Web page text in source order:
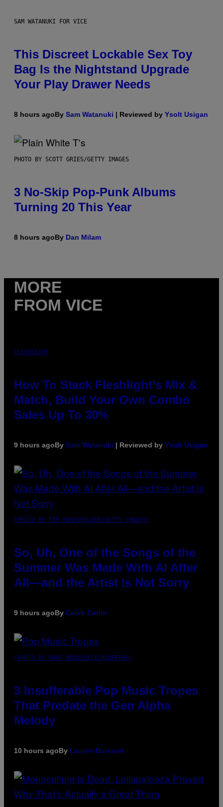
SAM WATANUKI FOR VICE
This Discreet Lockable Sex Toy
Bag Is the Nightstand Upgrade
Your Play Drawer Needs
8 hours agoBy Sam Watanuki | Reviewed by Ysolt Usigan
PHOTO BY SCOTT GRIES/GETTY IMAGES
3 No-Skip Pop-Punk Albums
Turning 20 This Year
8 hours agoBy Dan Milam
MORE
FROM VICE
FLESHLIGHT
How To Stack Fleshlight’s Mix &
Match, Build Your Own Combo
Sales Up To 30%
9 hours agoBy Sam Watanuki | Reviewed by Ysolt Usigan
(PHOTO BY TIM MOSENFELDER/GETTY IMAGES)
So, Uh, One of the Songs of the
Summer Was Made With AI After
All—and the Artist Is Not Sorry
9 hours agoBy Caleb Catlin
(PHOTO BY MARC BROUSSELY/REDFERNS)
3 Insufferable Pop Music Tropes
That Predate the Gen Alpha
Melody
10 hours agoBy Lauren Boisvert